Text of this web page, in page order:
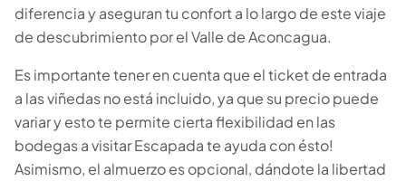
diferencia y aseguran tu confort a lo largo de este viaje
de descubrimiento por el Valle de Aconcagua.
Es importante tener en cuenta que el ticket de entrada
a las viñedas no está incluido, ya que su precio puede
variar y esto te permite cierta flexibilidad en las
bodegas a visitar Escapada te ayuda con ésto!
Asimismo, el almuerzo es opcional, dándote la libertad